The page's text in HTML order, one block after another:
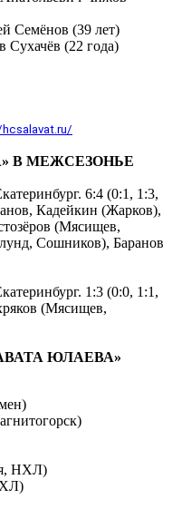
Семёнов (39 лет)
Сухачёв (22 года)
В МЕЖСЕЗОНЬЕ
6:4 (0:1, 1:3,
Кадейкин (Жарков),
(Мясищев,
Сошников), Баранов
1:3 (0:0, 1:1,
(Мясищев,
ЮЛАЕВА»
НХЛ)